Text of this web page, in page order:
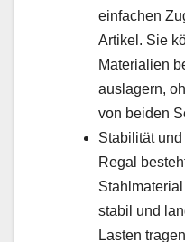
einfachen
Artikel. Sie
Materialien
auslagern,
von beiden
Stabilität
Regal
stabil und
Lasten